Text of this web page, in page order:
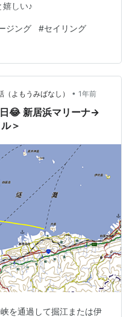
嬉しい♪
ジング #セイリング
よもうみばなし） • 1年前
😂 新居浜マリーナ→
＞
を通過して掘江または伊